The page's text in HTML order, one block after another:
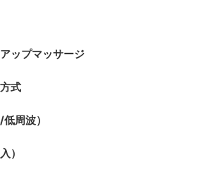
ップマッサージ
式
周波）
）